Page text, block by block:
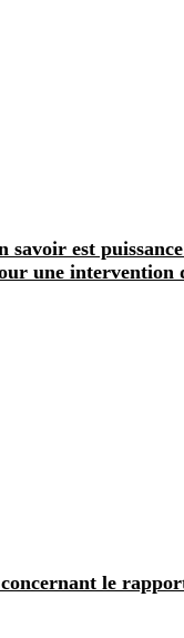
savoir est
une intervention
le